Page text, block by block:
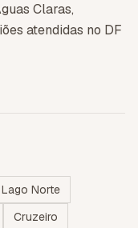
Claras,
atendidas no DF
Lago Norte
Cruzeiro